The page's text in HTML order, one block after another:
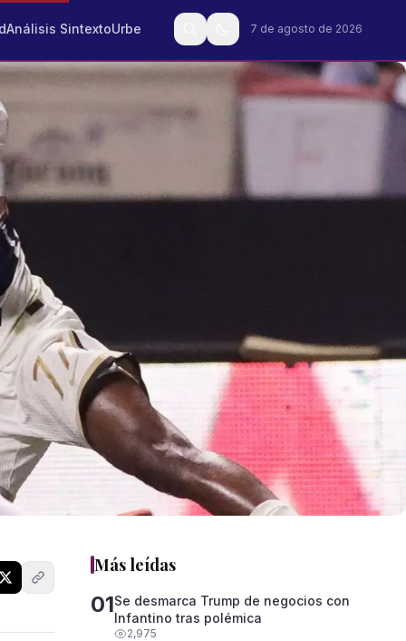
Análisis SintextoUrbe 7 de agosto de 2026
Más leídas
01Se desmarca Trump de negocios con
Infantino tras polémica
2,975